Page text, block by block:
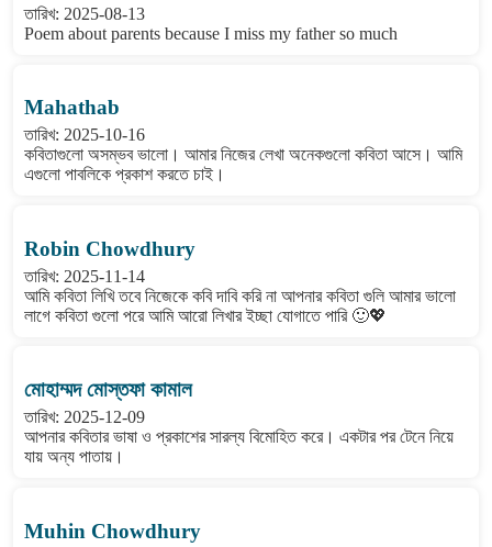
তারিখ: 2025-08-13
Poem about parents because I miss my father so much
Mahathab
তারিখ: 2025-10-16
কবিতাগুলো অসম্ভব ভালো। আমার নিজের লেখা অনেকগুলো কবিতা আসে। আমি
এগুলো পাবলিকে প্রকাশ করতে চাই।
Robin Chowdhury
তারিখ: 2025-11-14
আমি কবিতা লিখি তবে নিজেকে কবি দাবি করি না আপনার কবিতা গুলি আমার ভালো
লাগে কবিতা গুলো পরে আমি আরো লিখার ইচ্ছা যোগাতে পারি 🙂💖
মোহাম্মদ মোস্তফা কামাল
তারিখ: 2025-12-09
আপনার কবিতার ভাষা ও প্রকাশের সারল্য বিমোহিত করে। একটার পর টেনে নিয়ে
যায় অন্য পাতায়।
Muhin Chowdhury